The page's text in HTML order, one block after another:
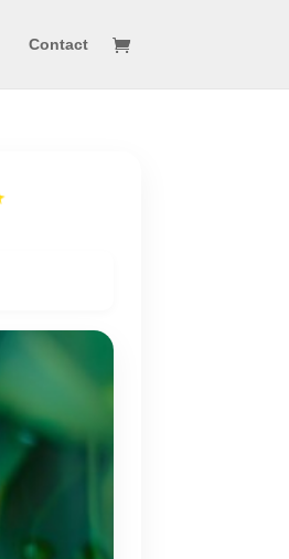
Contact